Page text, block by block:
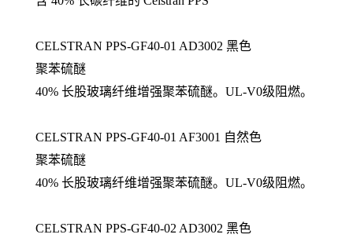
CELSTRAN PPS-GF40-01 AD3002 黑色
聚苯硫醚
40% 长股玻璃纤维增强聚苯硫醚。UL-V0级阻燃。
CELSTRAN PPS-GF40-01 AF3001 自然色
聚苯硫醚
40% 长股玻璃纤维增强聚苯硫醚。UL-V0级阻燃。
CELSTRAN PPS-GF40-02 AD3002 黑色